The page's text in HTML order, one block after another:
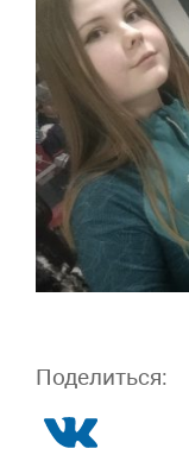
Поделиться: